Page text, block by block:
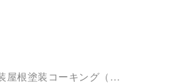
屋根塗装コーキング（シ